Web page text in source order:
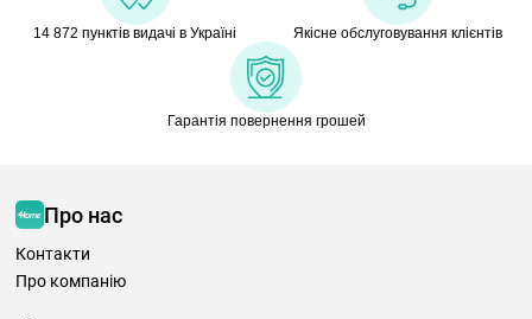
14 872 пунктів видачі в Україні Якісне обслуговування клієнтів
Гарантія повернення грошей
Про нас
Контакти
Про компанію